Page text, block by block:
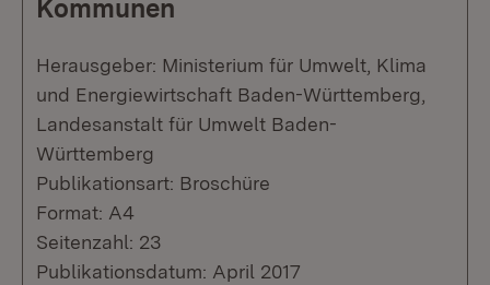
Kommunen
Herausgeber: Ministerium für Umwelt, Klima
und Energiewirtschaft Baden-Württemberg,
Landesanstalt für Umwelt Baden-
Württemberg
Publikationsart: Broschüre
Format: A4
Seitenzahl: 23
Publikationsdatum: April 2017